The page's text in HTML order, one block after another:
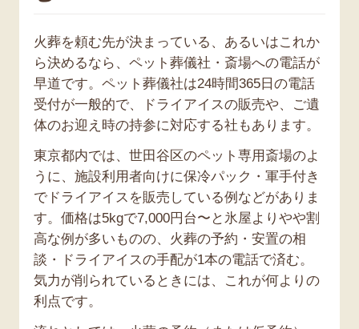
火葬を頼む先が決まっている、あるいはこれか
ら決めるなら、ペット葬儀社・斎場への電話が
早道です。ペット葬儀社は24時間365日の電話
受付が一般的で、ドライアイスの販売や、ご遺
体のお迎え時の持参に対応する社もあります。
東京都内では、世田谷区のペット専用斎場のよ
うに、施設利用者向けに保冷パック・軍手付き
でドライアイスを販売している例などがありま
す。価格は5kgで7,000円台〜と氷屋よりやや割
高な例が多いものの、火葬の予約・安置の相
談・ドライアイスの手配が1本の電話で済む。
気力が削られているときには、これが何よりの
利点です。